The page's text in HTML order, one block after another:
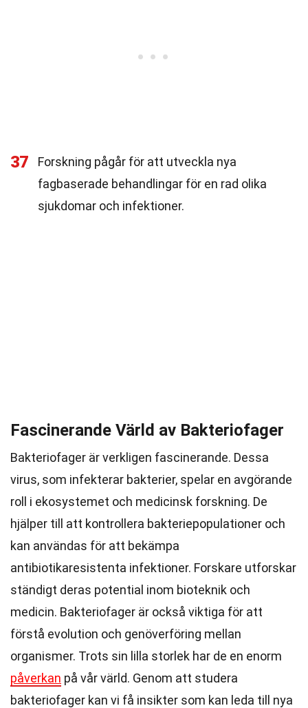
37
Forskning pågår för att utveckla nya
fagbaserade behandlingar för en rad olika
sjukdomar och infektioner.
Fascinerande Värld av Bakteriofager
Bakteriofager är verkligen fascinerande. Dessa
virus, som infekterar bakterier, spelar en avgörande
roll i ekosystemet och medicinsk forskning. De
hjälper till att kontrollera bakteriepopulationer och
kan användas för att bekämpa
antibiotikaresistenta infektioner. Forskare utforskar
ständigt deras potential inom bioteknik och
medicin. Bakteriofager är också viktiga för att
förstå evolution och genöverföring mellan
organismer. Trots sin lilla storlek har de en enorm
påverkan på vår värld. Genom att studera
bakteriofager kan vi få insikter som kan leda till nya